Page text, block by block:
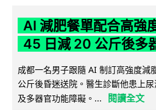
AI 減肥餐單配合高
45 日減 20 公斤後多
成都一名男子跟隨 AI 制訂高強度減
公斤後昏迷送院。醫生診斷他患上
及多器官功能障礙。...
閱讀全文